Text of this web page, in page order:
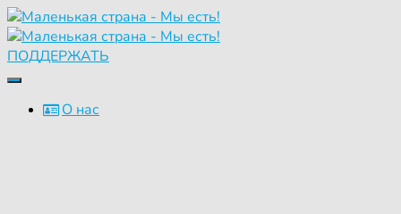
ПОДДЕРЖАТЬ
Переключить
навигациюО нас